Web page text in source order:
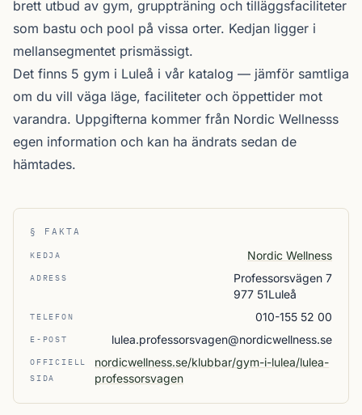
brett utbud av gym, gruppträning och tilläggsfaciliteter
som bastu och pool på vissa orter. Kedjan ligger i
mellansegmentet prismässigt.
Det finns 5 gym i Luleå i vår katalog — jämför samtliga
om du vill väga läge, faciliteter och öppettider mot
varandra. Uppgifterna kommer från Nordic Wellnesss
egen information och kan ha ändrats sedan de
hämtades.
§ FAKTA
KEDJA Nordic Wellness
ADRESS
Professorsvägen 7
977 51Luleå
TELEFON 010-155 52 00
E-POST lulea.professorsvagen@nordicwellness.se
OFFICIELL
SIDA
nordicwellness.se/klubbar/gym-i-lulea/lulea-
professorsvagen